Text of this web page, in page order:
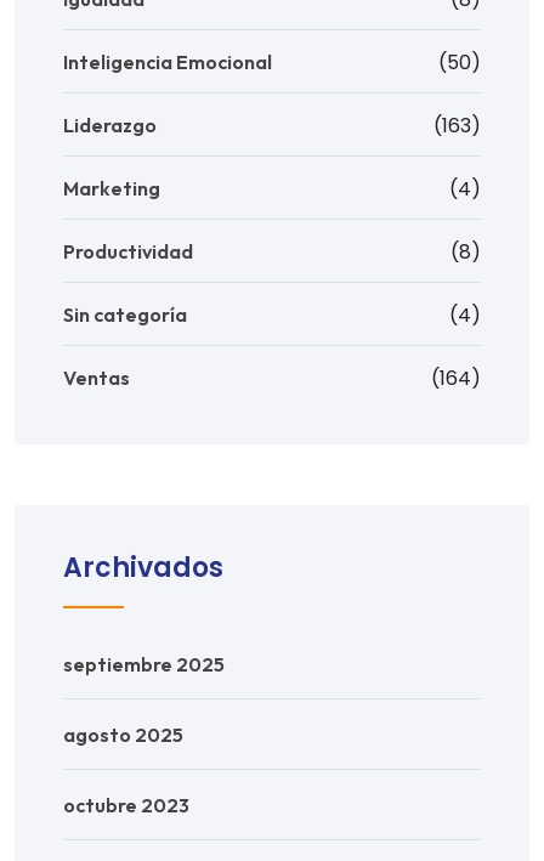
Inteligencia Emocional (50)
Liderazgo (163)
Marketing (4)
Productividad (8)
Sin categoría (4)
Ventas (164)
Archivados
septiembre 2025
agosto 2025
octubre 2023